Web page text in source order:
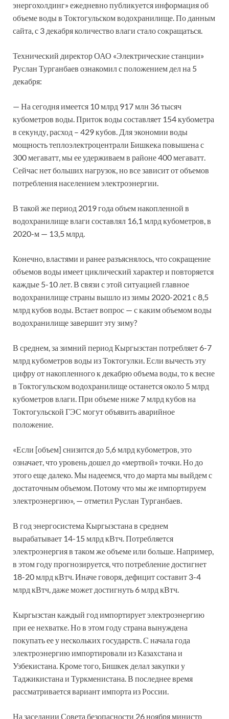
энергохолдинг» ежедневно публикуется информация об
объеме воды в Токтогульском водохранилище. По данным
сайта, с 3 декабря количество влаги стало сокращаться.
Технический директор ОАО «Электрические станции»
Руслан Турганбаев ознакомил с положением дел на 5
декабря:
— На сегодня имеется 10 млрд 917 млн 36 тысяч
кубометров воды. Приток воды составляет 154 кубометра
в секунду, расход – 429 кубов. Для экономии воды
мощность теплоэлектроцентрали Бишкека повышена с
300 мегаватт, мы ее удерживаем в районе 400 мегаватт.
Сейчас нет больших нагрузок, но все зависит от объемов
потребления населением электроэнергии.
В такой же период 2019 года объем накопленной в
водохранилище влаги составлял 16,1 млрд кубометров, в
2020-м — 13,5 млрд.
Конечно, властями и ранее разъяснялось, что сокращение
объемов воды имеет циклический характер и повторяется
каждые 5-10 лет. В связи с этой ситуацией главное
водохранилище страны вышло из зимы 2020-2021 с 8,5
млрд кубов воды. Встает вопрос — с каким объемом воды
водохранилище завершит эту зиму?
В среднем, за зимний период Кыргызстан потребляет 6-7
млрд кубометров воды из Токтогулки. Если вычесть эту
цифру от накопленного к декабрю объема воды, то к весне
в Токтогульском водохранилище останется около 5 млрд
кубометров влаги. При объеме ниже 7 млрд кубов на
Токтогульской ГЭС могут объявить аварийное
положение.
«Если [объем] снизится до 5,6 млрд кубометров, это
означает, что уровень дошел до «мертвой» точки. Но до
этого еще далеко. Мы надеемся, что до марта мы выйдем с
достаточным объемом. Потому что мы же импортируем
электроэнергию», — отметил Руслан Турганбаев.
В год энергосистема Кыргызстана в среднем
вырабатывает 14-15 млрд кВтч. Потребляется
электроэнергия в таком же объеме или больше. Например,
в этом году прогнозируется, что потребление достигнет
18-20 млрд кВтч. Иначе говоря, дефицит составит 3-4
млрд кВтч, даже может достигнуть 6 млрд кВтч.
Кыргызстан каждый год импортирует электроэнергию
при ее нехватке. Но в этом году страна вынуждена
покупать ее у нескольких государств. С начала года
электроэнергию импортировали из Казахстана и
Узбекистана. Кроме того, Бишкек делал закупки у
Таджикистана и Туркменистана. В последнее время
рассматривается вариант импорта из России.
На заседании Совета безопасности 26 ноября министр